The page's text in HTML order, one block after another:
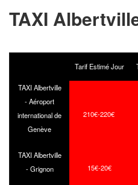
TAXI
Tarif Estimé Jour
TAXI Albertville
- Aéroport
international de
Genève
210€-220€
TAXI Albertville
- Grignon
15€-20€